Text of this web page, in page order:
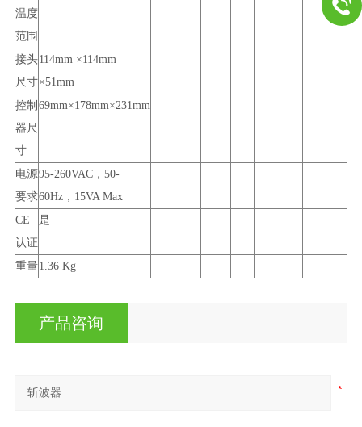
温度
范围
接头
尺寸
114mm ×114mm
×51mm
控制
器尺
寸
69mm×178mm×231mm
电源
要求
95-260VAC， 50-
60Hz， 15VA Max
CE
认证
是
重量1.36 Kg
产品咨询